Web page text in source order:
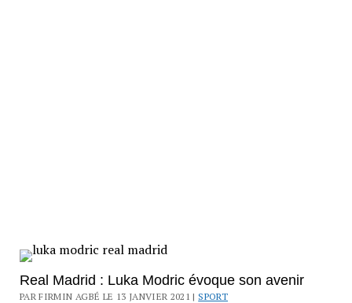
Real Madrid : Luka Modric évoque son avenir
PAR FIRMIN AGBÉ LE 13 JANVIER 2021 | SPORT